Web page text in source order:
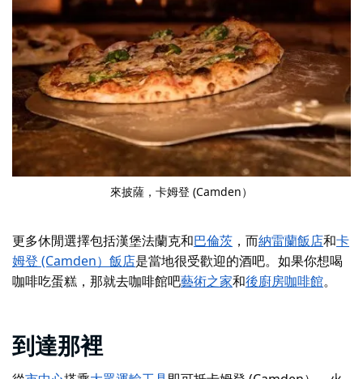
來披薩 ，卡姆登 (Camden）
更多休閒選擇包括漢堡法蘭克和巴倫茨 ，而納雷蘭飯店和卡
姆登 (Camden）飯店是當地很受歡迎的酒吧。如果你想喝
咖啡吃蛋糕，那就去咖啡館吧藝術之家和後廚房咖啡館。
到達那裡